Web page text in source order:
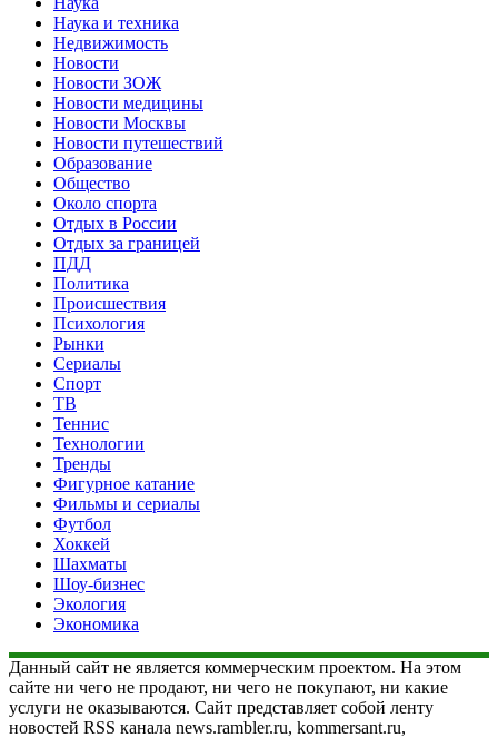
Наука и техника
Недвижимость
Новости
Новости ЗОЖ
Новости медицины
Новости Москвы
Новости путешествий
Образование
Общество
Около спорта
Отдых в России
Отдых за границей
ПДД
Политика
Происшествия
Психология
Рынки
Сериалы
Спорт
ТВ
Теннис
Технологии
Тренды
Фигурное катание
Фильмы и сериалы
Футбол
Хоккей
Шахматы
Шоу-бизнес
Экология
Экономика
Данный сайт не является коммерческим проектом. На этом
сайте ни чего не продают, ни чего не покупают, ни какие
услуги не оказываются. Сайт представляет собой ленту
новостей RSS канала news.rambler.ru, kommersant.ru,